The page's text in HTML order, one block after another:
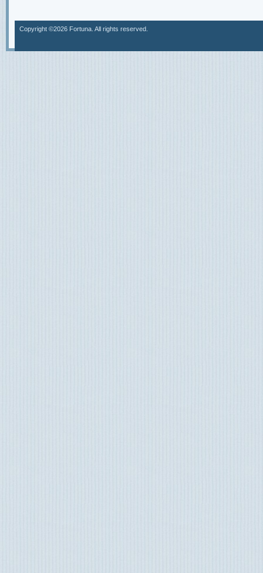
Copyright ©2026 Fortuna. All rights reserved.